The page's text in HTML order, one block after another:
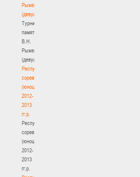
Рыженкова
(девушки)
Турнир
памяти
В.Н.
Рыженкова
(девушки)
Республиканские
соревнования
(юноши)
2012-
2013
гг.р.
Республиканские
соревнования
(юноши)
2012-
2013
гг.р.